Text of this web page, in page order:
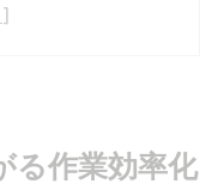
ドローン技術の
る作業効率化